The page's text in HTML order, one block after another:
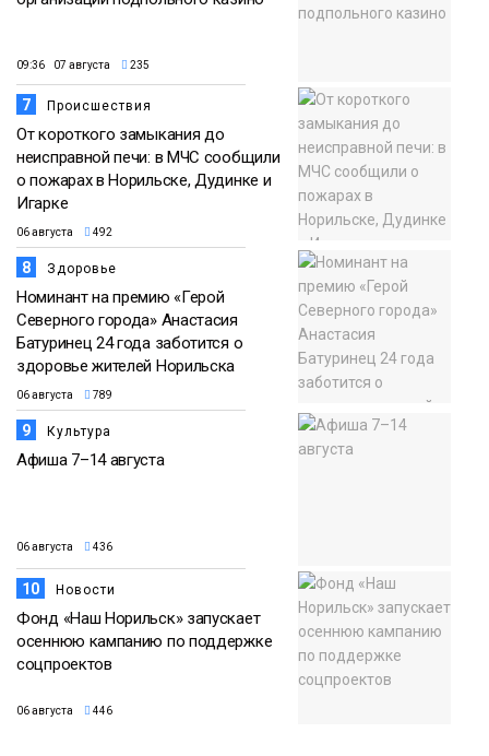
09:36 07 августа 235
7 Происшествия
От короткого замыкания до
неисправной печи: в МЧС сообщили
о пожарах в Норильске, Дудинке и
Игарке
06 августа 492
8 Здоровье
Номинант на премию «Герой
Северного города» Анастасия
Батуринец 24 года заботится о
здоровье жителей Норильска
06 августа 789
9 Культура
Афиша 7–14 августа
06 августа 436
10 Новости
Фонд «Наш Норильск» запускает
осеннюю кампанию по поддержке
соцпроектов
06 августа 446